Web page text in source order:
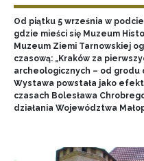
Od piątku 5 września w
gdzie mieści się Muzeum
Muzeum Ziemi Tarnowskiej
czasową: „Kraków za
archeologicznych – od grodu
Wystawa powstała jako
czasach Bolesława
działania Województwa